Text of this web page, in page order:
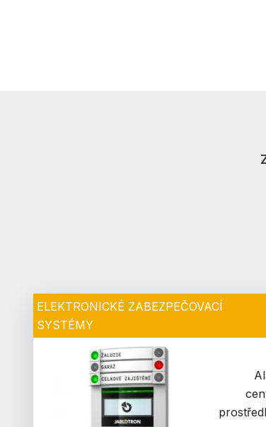
ELEKTRONICKÉ ZABEZPEČOVACÍ
SYSTÉMY